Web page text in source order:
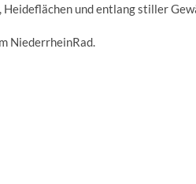
und entlang stiller
NiederrheinRad.